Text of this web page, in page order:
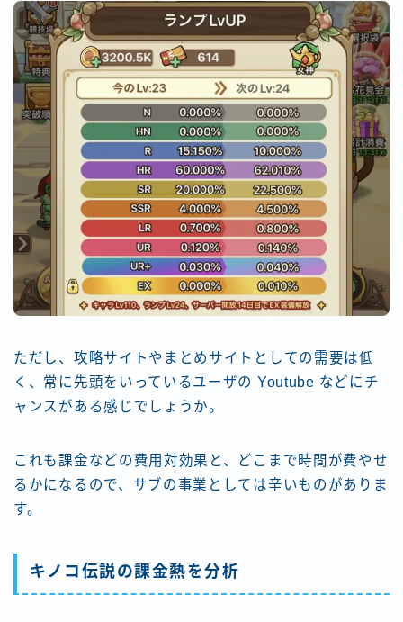
ただし、攻略サイトやまとめサイトとしての需要は低
く、常に先頭をいっているユーザの Youtube などにチ
ャンスがある感じでしょうか。
これも課金などの費用対効果と、どこまで時間が費やせ
るかになるので、サブの事業としては辛いものがありま
す。
キノコ伝説の課金熱を分析